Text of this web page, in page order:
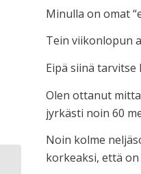
Minulla on omat
Tein viikonlopun
Eipä siinä
Olen ottanut
jyrkästi noin 60
Noin kolme
korkeaksi, että